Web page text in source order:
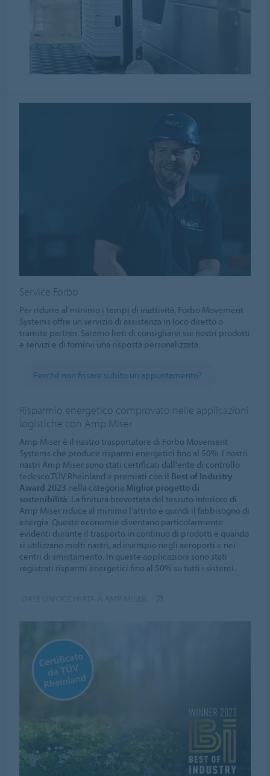
Service Forbo
Per ridurre al minimo i tempi di inattività, Forbo Movement
Systems offre un servizio di assistenza in loco diretto o
tramite partner. Saremo lieti di consigliarvi sui nostri prodotti
e servizi e di fornirvi una risposta personalizzata.
Perché non fissare subito un appuntamento?
Risparmio energetico comprovato nelle applicazioni
logistiche con Amp Miser
Amp Miser è il nastro trasportatore di Forbo Movement
Systems che produce risparmi energetici fino al 50%. I nostri
nastri Amp Miser sono stati certificati dall'ente di controllo
tedesco TÜV Rheinland e premiati con il Best of Industry
Award 2023 nella categoria Miglior progetto di
sostenibilità. La finitura brevettata del tessuto inferiore di
Amp Miser riduce al minimo l'attrito e quindi il fabbisogno di
energia. Queste economie diventano particolarmente
evidenti durante il trasporto in continuo di prodotti e quando
si utilizzano molti nastri, ad esempio negli aeroporti e nei
centri di smistamento. In queste applicazioni sono stati
registrati risparmi energetici fino al 50% su tutti i sistemi.